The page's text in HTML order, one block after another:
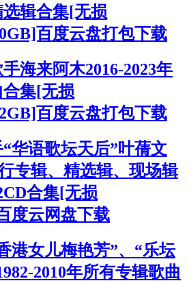
辑合集[无损
百度云盘打包下载
海来阿木2016-2023年
集[无损
百度云盘打包下载
华语歌坛天后”叶蒨文
专辑、精选辑、现场辑
合集[无损
度云网盘下载
港女儿梅艳芳”、“乐坛
2010年所有专辑歌曲